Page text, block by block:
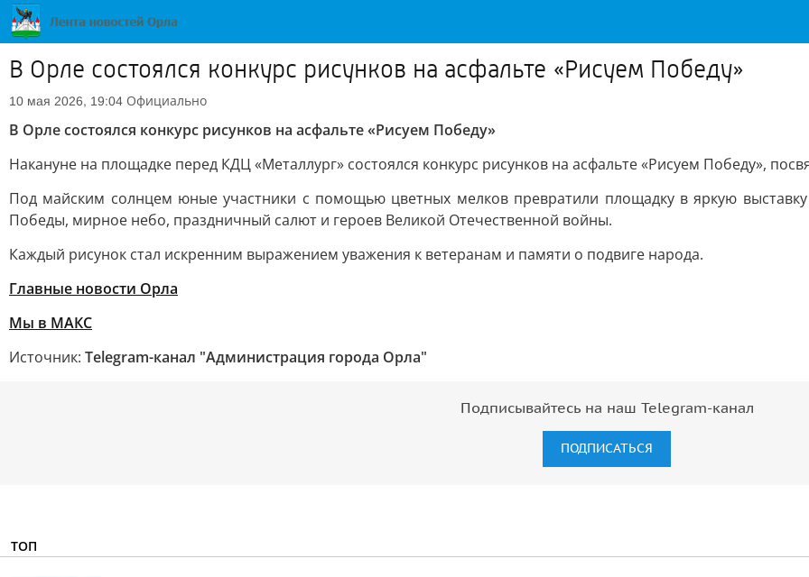
В Орле состоялся конкурс рисунков на асфальте «Рисуем Победу»
10 мая 2026, 19:04 Официально
В Орле состоялся конкурс рисунков на асфальте «Рисуем Победу»
Накануне на площадке перед КДЦ «Металлург» состоялся конкурс рисунков на асфальте «Рисуем Победу»,
Под майским солнцем юные участники с помощью цветных мелков превратили площадку в яркую
Победы, мирное небо, праздничный салют и героев Великой Отечественной войны.
Каждый рисунок стал искренним выражением уважения к ветеранам и памяти о подвиге народа.
Главные новости Орла
Мы в MAКС
Источник: Telegram-канал "Администрация города Орла"
Подписывайтесь на наш Telegram-канал
ПОДПИСАТЬСЯ
ТОП